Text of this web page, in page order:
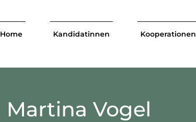
Home Kandidatinnen Kooperationen
Martina Vogel